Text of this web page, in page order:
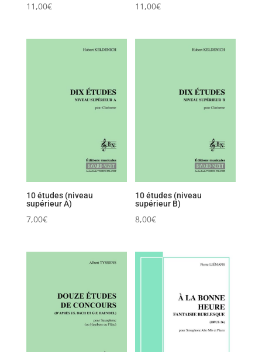
11,00€ 11,00€
10 études (niveau
supérieur A)
7,00€
10 études (niveau
supérieur B)
8,00€